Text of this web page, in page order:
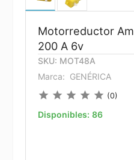
Motorreductor
200 A 6v
SKU: MOT48A
Marca: GENÉRICA
star star star star star (0)
Disponibles: 86